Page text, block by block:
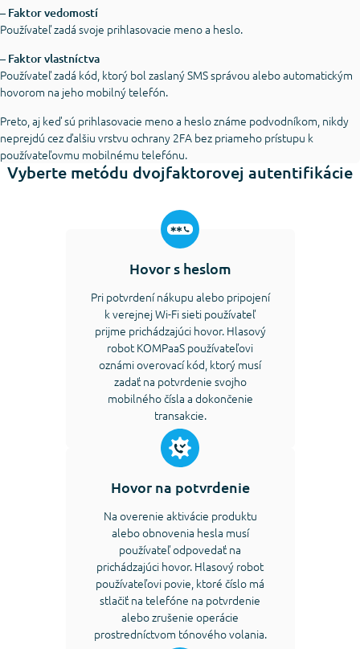
– Faktor vedomostí
Používateľ zadá svoje prihlasovacie meno a heslo.
– Faktor vlastníctva
Používateľ zadá kód, ktorý bol zaslaný SMS správou alebo automatickým
hovorom na jeho mobilný telefón.
Preto, aj keď sú prihlasovacie meno a heslo známe podvodníkom, nikdy
neprejdú cez ďalšiu vrstvu ochrany 2FA bez priameho prístupu k
používateľovmu mobilnému telefónu.
Vyberte metódu dvojfaktorovej autentifikácie
Hovor s heslom
Pri potvrdení nákupu alebo pripojení
k verejnej Wi-Fi sieti používateľ
prijme prichádzajúci hovor. Hlasový
robot KOMPaaS používateľovi
oznámi overovací kód, ktorý musí
zadať na potvrdenie svojho
mobilného čísla a dokončenie
transakcie.
Hovor na potvrdenie
Na overenie aktivácie produktu
alebo obnovenia hesla musí
používateľ odpovedať na
prichádzajúci hovor. Hlasový robot
používateľovi povie, ktoré číslo má
stlačiť na telefóne na potvrdenie
alebo zrušenie operácie
prostredníctvom tónového volania.